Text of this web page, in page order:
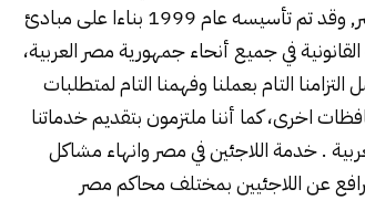
والتحكيم الدولى والمحلى، ومن أشهر مكاتب المحامين فى مصر, وقد تم تأسيسه عام 1999 بناءا على مبادئ
في جميع أنحاء جمهورية مصر العربية،
التام بعملنا وفهمنا التام لمتطلبات
اخرى، كما أننا ملتزمون بتقديم خدماتنا
. خدمة اللاجئين في مصر وانهاء مشاكل
عن اللاجئيين بمختلفمحاكممصر